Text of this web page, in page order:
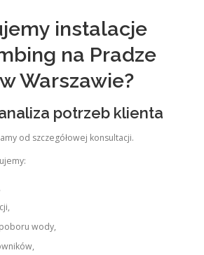
instalacje
na Pradze
Warszawie?
potrzeb klienta
od szczegółowej konsultacji.
wody,